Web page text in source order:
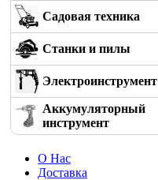
Садовая техника
Станки и пилы
Электроинструмент
Аккумуляторный
инструмент
О Нас
Доставка